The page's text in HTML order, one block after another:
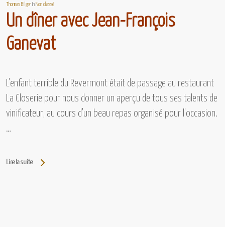
Thomas Bilger InNon classé
Un dîner avec Jean-François
Ganevat
L'enfant terrible du Revermont était de passage au restaurant
La Closerie pour nous donner un aperçu de tous ses talents de
vinificateur, au cours d'un beau repas organisé pour l'occasion.
…
Lire la suite